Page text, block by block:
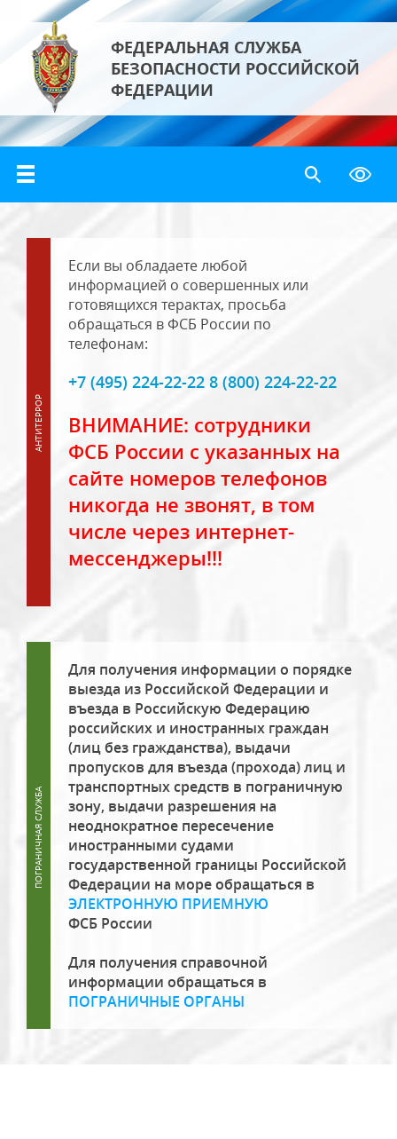
ФЕДЕРАЛЬНАЯ СЛУЖБА
БЕЗОПАСНОСТИ РОССИЙСКОЙ
ФЕДЕРАЦИИ
Если вы обладаете любой
информацией о совершенных или
готовящихся терактах, просьба
обращаться в ФСБ России по
телефонам:
+7 (495) 224-22-22 8 (800) 224-22-22
ВНИМАНИЕ: сотрудники
ФСБ России с указанных на
сайте номеров телефонов
никогда не звонят, в том
числе через интернет-
мессенджеры!!!
Для получения информации о порядке
выезда из Российской Федерации и
въезда в Российскую Федерацию
российских и иностранных граждан
(лиц без гражданства), выдачи
пропусков для въезда (прохода) лиц и
транспортных средств в пограничную
зону, выдачи разрешения на
неоднократное пересечение
иностранными судами
государственной границы Российской
Федерации на море обращаться в
ЭЛЕКТРОННУЮ ПРИЕМНУЮ
ФСБ России
Для получения справочной
информации обращаться в
ПОГРАНИЧНЫЕ ОРГАНЫ